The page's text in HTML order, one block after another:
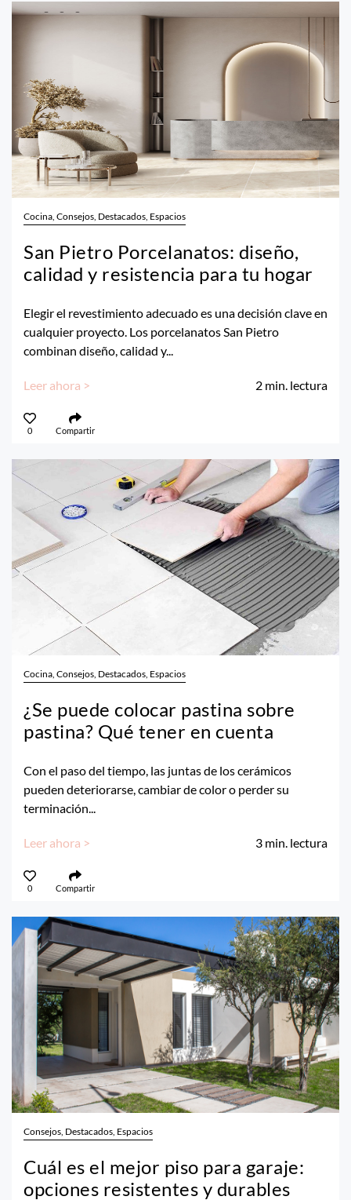
Cocina, Consejos, Destacados, Espacios
San Pietro Porcelanatos: diseño,
calidad y resistencia para tu hogar
Elegir el revestimiento adecuado es una decisión clave en
cualquier proyecto. Los porcelanatos San Pietro
combinan diseño, calidad y...
Leer ahora > 2 min. lectura
0 Compartir
Cocina, Consejos, Destacados, Espacios
¿Se puede colocar pastina sobre
pastina? Qué tener en cuenta
Con el paso del tiempo, las juntas de los cerámicos
pueden deteriorarse, cambiar de color o perder su
terminación...
Leer ahora > 3 min. lectura
0 Compartir
Consejos, Destacados, Espacios
Cuál es el mejor piso para garaje:
opciones resistentes y durables